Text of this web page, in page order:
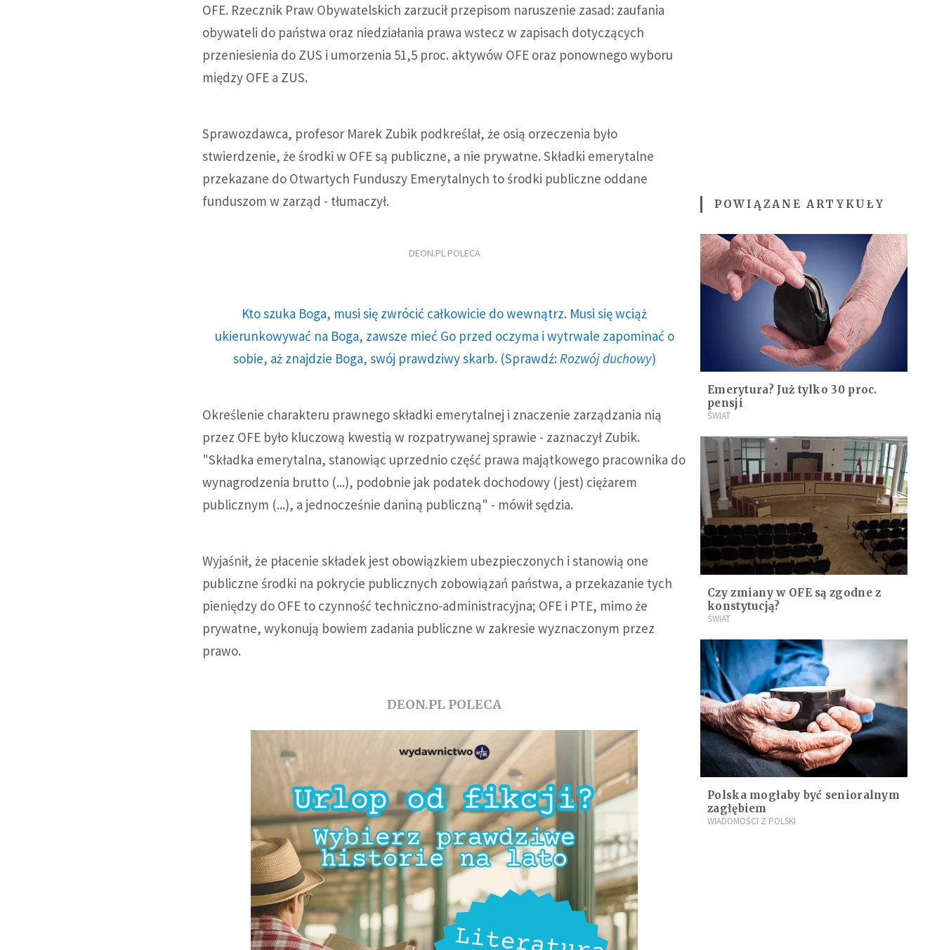
OFE. Rzecznik Praw Obywatelskich zarzucił przepisom naruszenie zasad: zaufania
obywateli do państwa oraz niedziałania prawa wstecz w zapisach dotyczących
przeniesienia do ZUS i umorzenia 51,5 proc. aktywów OFE oraz ponownego wyboru
między OFE a ZUS.
Sprawozdawca, profesor Marek Zubik podkreślał, że osią orzeczenia było
stwierdzenie, że środki w OFE są publiczne, a nie prywatne. Składki emerytalne
przekazane do Otwartych Funduszy Emerytalnych to środki publiczne oddane
funduszom w zarząd - tłumaczył.
DEON.PL POLECA
Kto szuka Boga, musi się zwrócić całkowicie do wewnątrz. Musi się wciąż
ukierunkowywać na Boga, zawsze mieć Go przed oczyma i wytrwale zapominać o
sobie, aż znajdzie Boga, swój prawdziwy skarb. (Sprawdź: Rozwój duchowy)
Określenie charakteru prawnego składki emerytalnej i znaczenie zarządzania nią
przez OFE było kluczową kwestią w rozpatrywanej sprawie - zaznaczył Zubik.
"Składka emerytalna, stanowiąc uprzednio część prawa majątkowego pracownika do
wynagrodzenia brutto (...), podobnie jak podatek dochodowy (jest) ciężarem
publicznym (...), a jednocześnie daniną publiczną" - mówił sędzia.
Wyjaśnił, że płacenie składek jest obowiązkiem ubezpieczonych i stanowią one
publiczne środki na pokrycie publicznych zobowiązań państwa, a przekazanie tych
pieniędzy do OFE to czynność techniczno-administracyjna; OFE i PTE, mimo że
prywatne, wykonują bowiem zadania publiczne w zakresie wyznaczonym przez
prawo.
DEON.PL POLECA
POWIĄZANE ARTYKUŁY
Emerytura? Już tylko 30 proc.
pensji
ŚWIAT
Czy zmiany w OFE są zgodne z
konstytucją?
ŚWIAT
Polska mogłaby być senioralnym
zagłębiem
WIADOMOŚCI Z POLSKI